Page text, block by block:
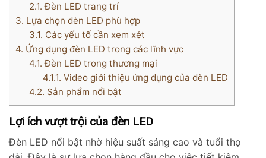
2.1. Đèn LED trang trí
3. Lựa chọn đèn LED phù hợp
3.1. Các yếu tố cần xem xét
4. Ứng dụng đèn LED trong các lĩnh vực
4.1. Đèn LED trong thương mại
4.1.1. Video giới thiệu ứng dụng của đèn LED
4.2. Sản phẩm nổi bật
Lợi ích vượt trội của đèn LED
Đèn LED nổi bật nhờ hiệu suất sáng cao và tuổi thọ